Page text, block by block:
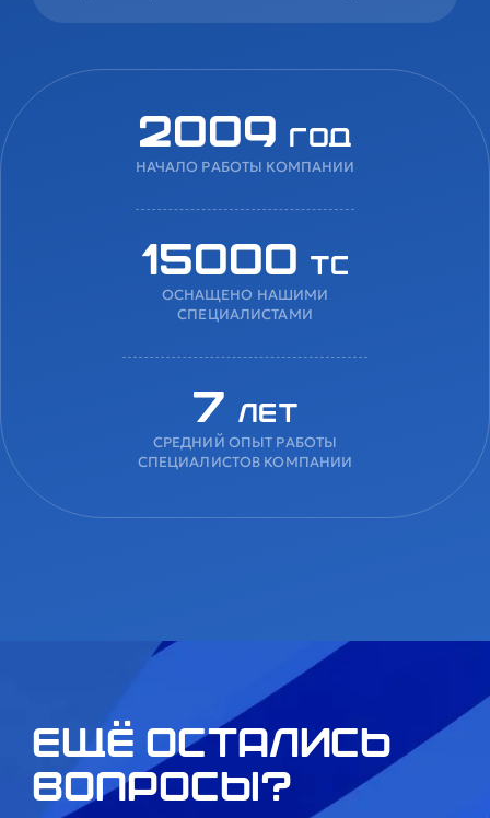
2009 год
НАЧАЛО РАБОТЫ КОМПАНИИ
15000 ТС
ОСНАЩЕНО НАШИМИ
СПЕЦИАЛИСТАМИ
7 лет
СРЕДНИЙ ОПЫТ РАБОТЫ
СПЕЦИАЛИСТОВ КОМПАНИИ
Ещё остались
вопросы?